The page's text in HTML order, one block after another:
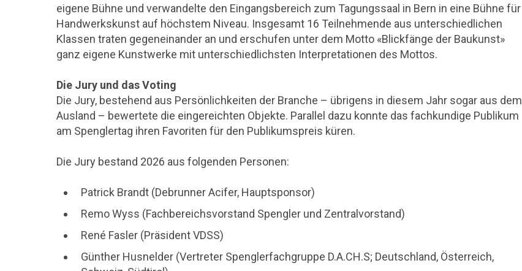
eigene Bühne und verwandelte den Eingangsbereich zum Tagungssaal in Bern in eine Bühne für
Handwerkskunst auf höchstem Niveau. Insgesamt 16 Teilnehmende aus unterschiedlichen
Klassen traten gegeneinander an und erschufen unter dem Motto «Blickfänge der Baukunst»
ganz eigene Kunstwerke mit unterschiedlichsten Interpretationen des Mottos.
Die Jury und das Voting
Die Jury, bestehend aus Persönlichkeiten der Branche – übrigens in diesem Jahr sogar aus dem
Ausland – bewertete die eingereichten Objekte. Parallel dazu konnte das fachkundige Publikum
am Spenglertag ihren Favoriten für den Publikumspreis küren.
Die Jury bestand 2026 aus folgenden Personen:
Patrick Brandt (Debrunner Acifer, Hauptsponsor)
Remo Wyss (Fachbereichsvorstand Spengler und Zentralvorstand)
René Fasler (Präsident VDSS)
Günther Husnelder (Vertreter Spenglerfachgruppe D.A.CH.S; Deutschland, Österreich,